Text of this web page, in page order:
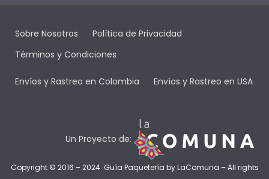
Sobre Nosotros
Política de Privacidad
Términos y Condiciones
Envíos y Rastreo en Colombia Envíos y Rastreo en USA
Un Proyecto de:
Copyright © 2016 – 2024 Guía Paquetería byLaComuna – All rights